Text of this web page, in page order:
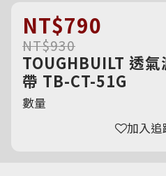
NT$790
NT$930
TOUGHBUILT 透
帶 TB-CT-51G
數量
加入追